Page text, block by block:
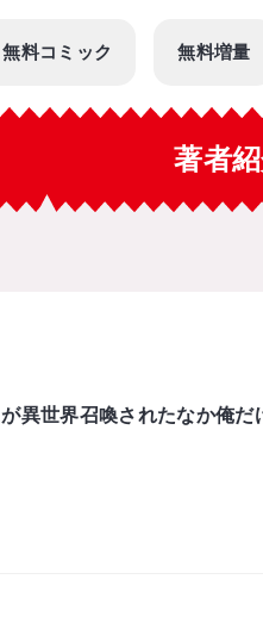
無料コミック 無料増量
著者
異世界召喚されたなか俺だ